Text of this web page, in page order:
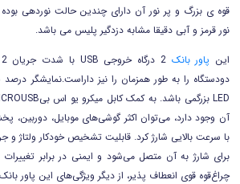
قوه ی بزرگ و پر نور آن دارای چندین حالت نوردهی
نور قرمز و آبی دقیقا مشابه دزدگیر پلیس می باشد.
این پاور بانک
دودستگاه را به طور همزمان را نیز داراست.نمایشگر
آن وجود دارد، می‌توان اکثر گوشی‌های موبایل، دوربین،
با سرعت بالایی شارژ کرد. قابلیت تشخیص خودکار ولتاژ و
برای شارژ به آن متصل می‌شود و ایمنی در برابر تغییرات
چراغ‌قوه قوی انعطاف پذیر، از دیگر ویژگی‌های این پاور